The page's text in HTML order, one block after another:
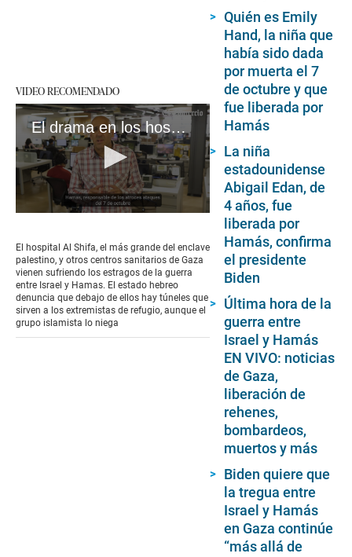
VIDEO RECOMENDADO
El drama en los hospitales de Gaza Descripción: El hospital Al Shifa, el más grande
of
2
minutes,
55
seconds
El hospital Al Shifa, el más grande del enclave
palestino, y otros centros sanitarios de Gaza
vienen sufriendo los estragos de la guerra
entre Israel y Hamas. El estado hebreo
denuncia que debajo de ellos hay túneles que
sirven a los extremistas de refugio, aunque el
grupo islamista lo niega
Quién es Emily
Hand, la niña que
había sido dada
por muerta el 7
de octubre y que
fue liberada por
Hamás
La niña
estadounidense
Abigail Edan, de
4 años, fue
liberada por
Hamás, confirma
el presidente
Biden
Última hora de la
guerra entre
Israel y Hamás
EN VIVO: noticias
de Gaza,
liberación de
rehenes,
bombardeos,
muertos y más
Biden quiere que
la tregua entre
Israel y Hamás
en Gaza continúe
“más allá de